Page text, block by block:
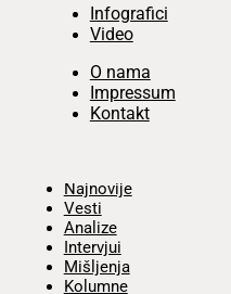
Infografici
Video
O nama
Impressum
Kontakt
Najnovije
Vesti
Analize
Intervjui
Mišljenja
Kolumne